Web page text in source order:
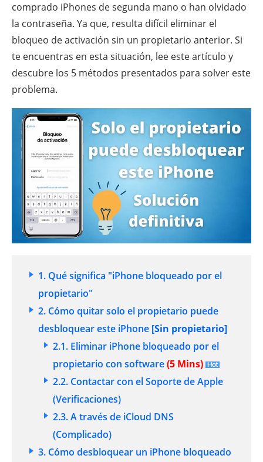
comprado iPhones de segunda mano o han olvidado
la contraseña. Ya que, resulta difícil eliminar el
bloqueo de activación sin un propietario anterior. Si
te encuentras en esta situación, lee este artículo y
descubre los 5 métodos presentados para solver este
problema.
1. Qué significa "iPhone bloqueado por el
propietario"
2. Cómo quitar solo el propietario puede
desbloquear este iPhone [Sin propietario]
2.1. Eliminar iPhone bloqueado por el
propietario con software(5 Mins)
2.2. Contactar con el Soporte de Apple
(Verificaciones)
2.3. A través de iCloud DNS
(Complicado)
3. Cómo desbloquear un iPhone bloqueado